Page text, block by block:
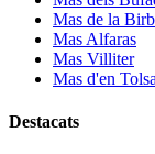
Mas de la
Mas Alfaras
Mas Villiter
Mas d'en
Destacats